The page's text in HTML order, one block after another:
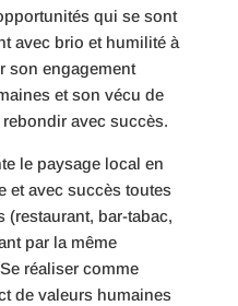
qui se sont
avec brio et humilité à
son engagement
et son vécu de
avec succès.
le paysage local en
et avec succès toutes
(restaurant, bar-tabac,
par la même
réaliser comme
de valeurs humaines